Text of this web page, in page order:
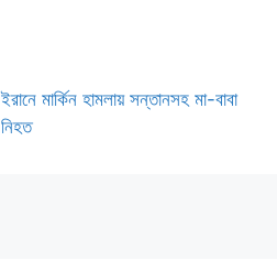
ইরানে মার্কিন হামলায় সন্তানসহ মা-বাবা
নিহত